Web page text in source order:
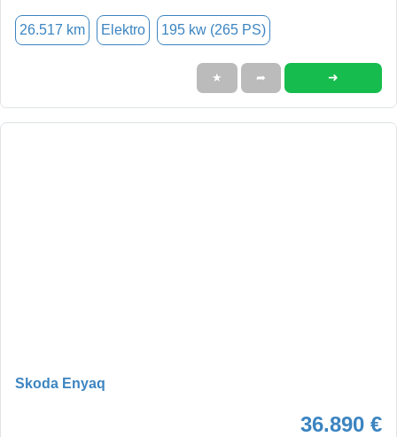
26.517 km Elektro 195 kw (265 PS)
★ ➦ ➜
Skoda Enyaq
36.890 €